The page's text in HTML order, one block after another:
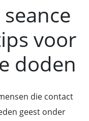
voor
doden
die contact
geest onder